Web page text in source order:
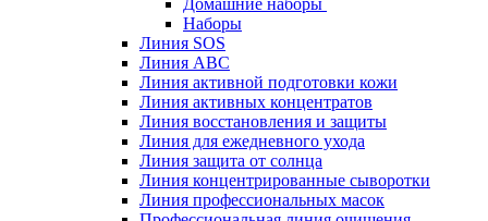
Домашние наборы
Наборы
Линия SOS
Линия АВС
Линия активной подготовки кожи
Линия активных концентратов
Линия восстановления и защиты
Линия для ежедневного ухода
Линия защита от солнца
Линия концентрированные сыворотки
Линия профессиональных масок